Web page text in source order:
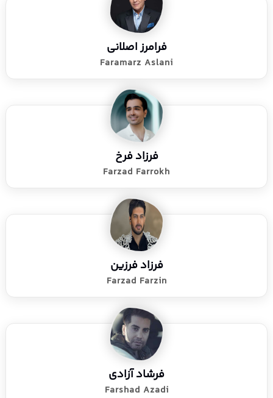
فرامرز اصلانی
Faramarz Aslani
فرزاد فرخ
Farzad Farrokh
فرزاد فرزین
Farzad Farzin
فرشاد آزادی
Farshad Azadi